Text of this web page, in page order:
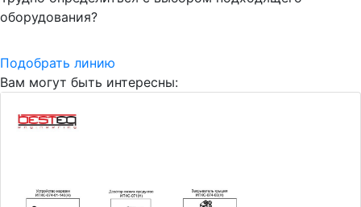
оборудования?
Подобрать линию
Вам могут быть интересны: